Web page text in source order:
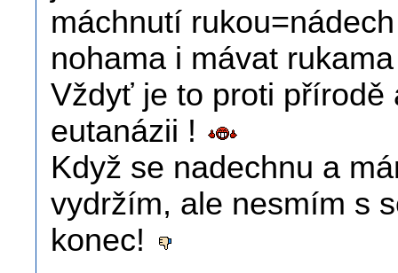
máchnutí
nohama i mávat
Vždyť je to proti přírodě
eutanázii !
Když se nadechnu a
vydržím, ale nesmím s
konec!